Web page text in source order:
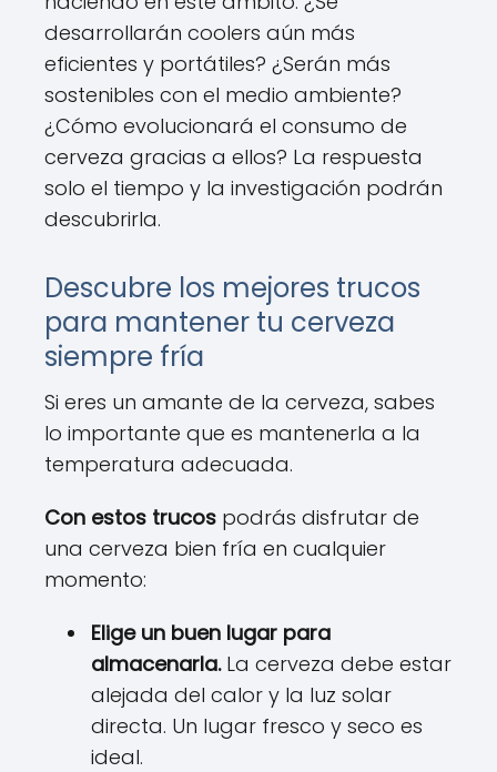
desarrollarán coolers aún más
eficientes y portátiles? ¿Serán más
sostenibles con el medio ambiente?
¿Cómo evolucionará el consumo de
cerveza gracias a ellos? La respuesta
solo el tiempo y la investigación podrán
descubrirla.
Descubre los mejores trucos
para mantener tu cerveza
siempre fría
Si eres un amante de la cerveza, sabes
lo importante que es mantenerla a la
temperatura adecuada.
Con estos trucos podrás disfrutar de
una cerveza bien fría en cualquier
momento:
Elige un buen lugar para
almacenarla.La cerveza debe estar
alejada del calor y la luz solar
directa. Un lugar fresco y seco es
ideal.